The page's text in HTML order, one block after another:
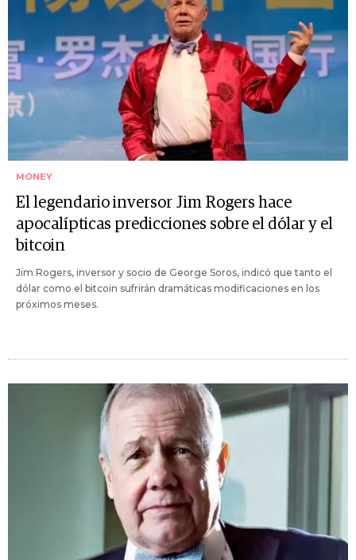
MONEY
El legendario inversor Jim Rogers hace
apocalípticas predicciones sobre el dólar y el
bitcoin
Jim Rogers, inversor y socio de George Soros, indicó que tanto el
dólar como el bitcoin sufrirán dramáticas modificaciones en los
próximos meses.